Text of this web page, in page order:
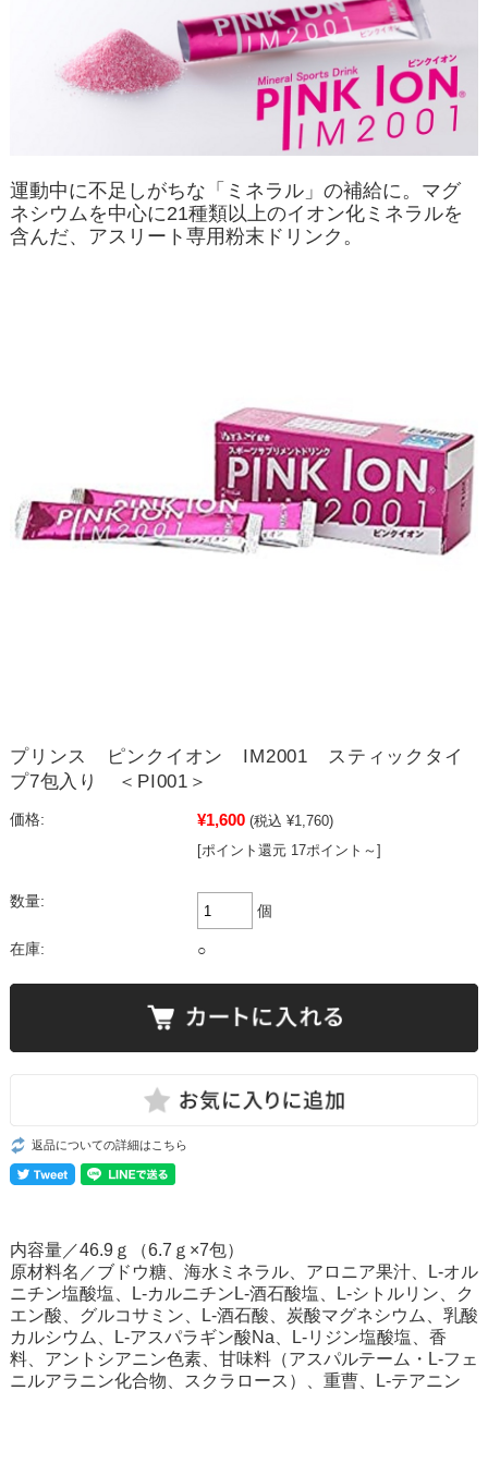
運動中に不足しがちな「ミネラル」の補給に。マグ
ネシウムを中心に21種類以上のイオン化ミネラルを
含んだ、アスリート専用粉末ドリンク。
プリンス ピンクイオン IM2001 スティックタイ
プ7包入り ＜PI001＞
価格: ¥1,600 (税込 ¥1,760)
[ポイント還元 17ポイント～]
数量:
個
在庫: ○
返品についての詳細はこちら
内容量／46.9ｇ（6.7ｇ×7包）
原材料名／ブドウ糖、海水ミネラル、アロニア果汁、L-オル
ニチン塩酸塩、L-カルニチンL-酒石酸塩、L-シトルリン、ク
エン酸、グルコサミン、L-酒石酸、炭酸マグネシウム、乳酸
カルシウム、L-アスパラギン酸Na、L-リジン塩酸塩、香
料、アントシアニン色素、甘味料（アスパルテーム・L-フェ
ニルアラニン化合物、スクラロース）、重曹、L-テアニン